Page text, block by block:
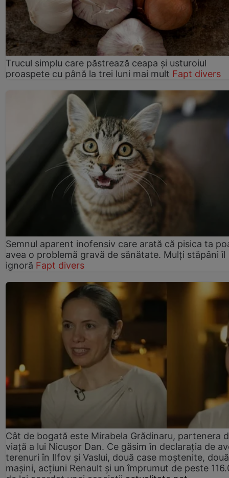
Trucul simplu care păstrează ceapa și usturoiul
proaspete cu până la trei luni mai mult Fapt divers
Semnul aparent inofensiv care arată că pisica ta
avea o problemă gravă de sănătate. Mulți stăpâni îl
ignoră Fapt divers
Cât de bogată este Mirabela Grădinaru, partenera
viață a lui Nicușor Dan. Ce găsim în declarația de
terenuri în Ilfov și Vaslui, două case moștenite, două
mașini, acțiuni Renault și un împrumut de peste